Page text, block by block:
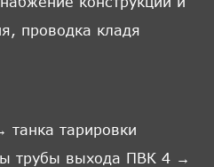
проводка кладя
танка тарировки
трубы выхода ПВК 4 →